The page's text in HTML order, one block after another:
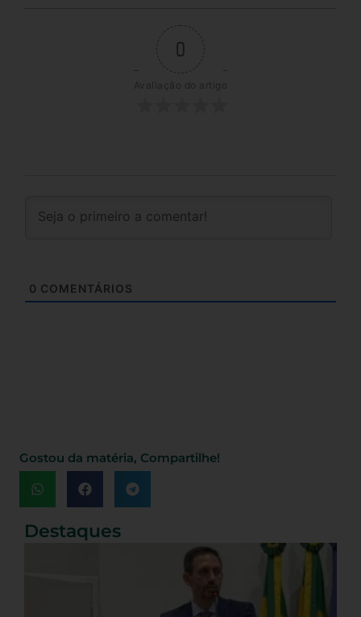
0
Avaliação do artigo
0 COMENTÁRIOS
Gostou da matéria, Compartilhe!
Destaques